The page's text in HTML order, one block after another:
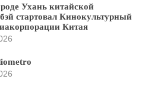
Ухань китайской
стартовал Кинокультурный
Китая